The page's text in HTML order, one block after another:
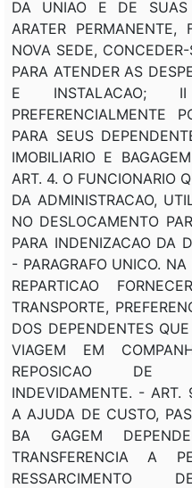
DA UNIAO E DE SUAS
ARATER
NOVA SEDE,
PARA ATENDER AS
E INSTALACAO;
PREFERENCIALMENTE
PARA SEUS
IMOBILIARIO E
ART. 4. O FUNCIONARIO
DA ADMINISTRACAO,
NO DESLOCAMENTO
PARA INDENIZACAO DA
- PARAGRAFO UNICO.
REPARTICAO
TRANSPORTE,
DOS DEPENDENTES
VIAGEM EM
REPOSICAO DE
INDEVIDAMENTE. - ART.
A AJUDA DE CUSTO,
BA GAGEM
TRANSFERENCIA A